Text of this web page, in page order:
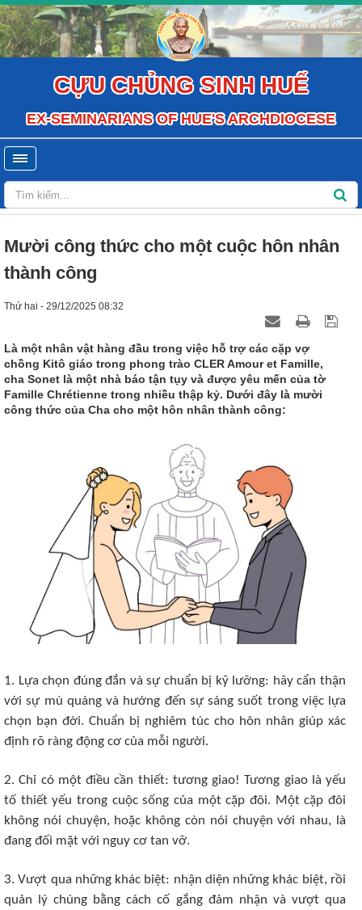
CỰU CHỦNG SINH HUẾ
EX-SEMINARIANS OF HUE'S ARCHDIOCESE
Mười công thức cho một cuộc hôn nhân
thành công
Thứ hai - 29/12/2025 08:32
Là một nhân vật hàng đầu trong việc hỗ trợ các cặp vợ
chồng Kitô giáo trong phong trào CLER Amour et Famille,
cha Sonet là một nhà báo tận tụy và được yêu mến của tờ
Famille Chrétienne trong nhiều thập kỷ. Dưới đây là mười
công thức của Cha cho một hôn nhân thành công:
1. Lựa chọn đúng đắn và sự chuẩn bị kỹ lưỡng: hãy cẩn thận
với sự mù quáng và hướng đến sự sáng suốt trong việc lựa
chọn bạn đời. Chuẩn bị nghiêm túc cho hôn nhân giúp xác
định rõ ràng động cơ của mỗi người.
2. Chỉ có một điều cần thiết: tương giao! Tương giao là yếu
tố thiết yếu trong cuộc sống của một cặp đôi. Một cặp đôi
không nói chuyện, hoặc không còn nói chuyện với nhau, là
đang đối mặt với nguy cơ tan vỡ.
3. Vượt qua những khác biệt: nhận diện những khác biệt, rồi
quản lý chúng bằng cách cố gắng đảm nhận và vượt qua